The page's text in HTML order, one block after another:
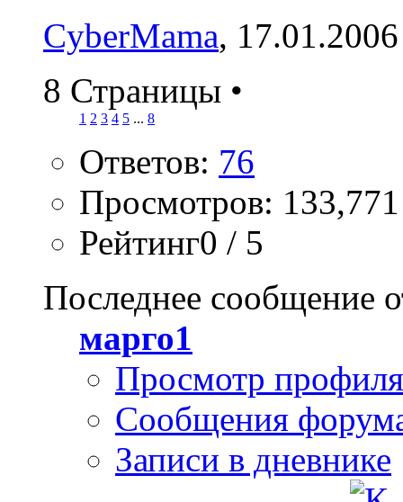
CyberMama,
8 Страницы •
1 2 3 4 5 ... 8
Ответов: 76
Просмотров: 133,771
Рейтинг0 / 5
Последнее сообщение
марго1
Просмотр профиля
Сообщения
Записи в дневнике